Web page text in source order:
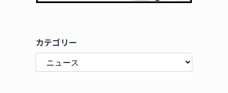
カテゴリー